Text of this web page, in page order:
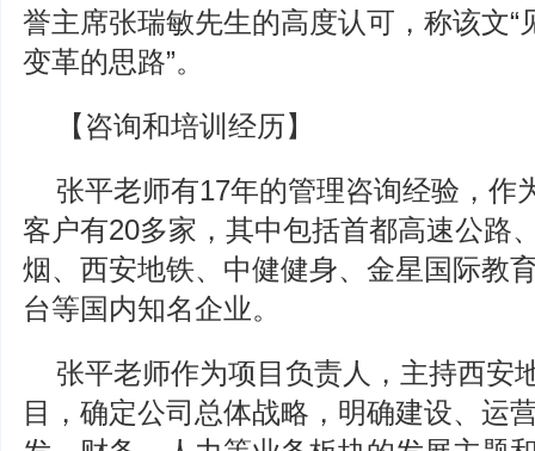
誉主席张瑞敏先生的高度认可，称该文“
变革的思路”。
【咨询和培训经历】
张平老师有17年的管理咨询经验，作
客户有20多家，其中包括首都高速公路
烟、西安地铁、中健健身、金星国际教
台等国内知名企业。
张平老师作为项目负责人，主持西安
目，确定公司总体战略，明确建设、运